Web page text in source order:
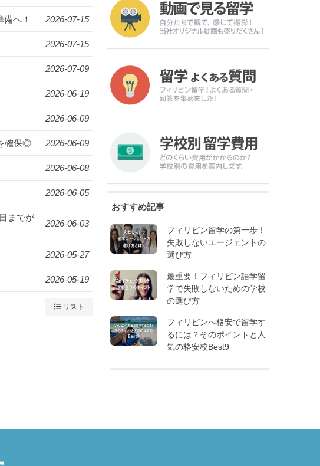
へ！ 2026-07-15
2026-07-15
2026-07-09
2026-06-19
2026-06-09
確保◎ 2026-06-09
2026-06-08
2026-06-05
までが
2026-06-03
2026-05-27
2026-05-19
リスト
おすすめ記事
フィリピン留学の第一歩！
失敗しないエージェントの
選び方
最重要！フィリピン語学留
学で失敗しないための学校
の選び方
フィリピンへ格安で留学す
るには？そのポイントと人
気の格安校Best9